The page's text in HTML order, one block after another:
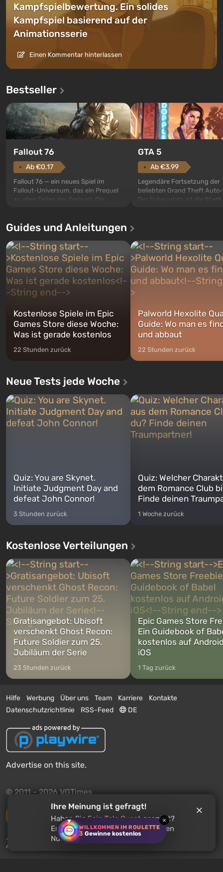
WILLKOMMEN IM ROULETTE
3 Gewinne kostenlos
×
Kampfspielbewertung. Ein solides
Kampfspiel basierend auf der
Animationsserie
Einen Kommentar hinterlassen
Bestseller
Fallout 76
Ab €0.17
Fallout 76 — ein neues Spiel im
Fallout-Universum, das ein Prequel
zu allen Teilen der Serie ist. Die
sollte laut den Plänen der Vault-Tec-
nach dem Abwurf von Atombomben
auf Amerika geöffnet wird. De...
GTA 5
Ab €3.99
Legendäre Fortsetzung der
beliebten Grand Theft Auto-
Der Schauplatz ist die Stadt
Charakteren: Michael,
Franklin, zwischen denen
jederzeit...
Guides und Anleitungen
Kostenlose Spiele im Epic
Games Store diese Woche:
Was ist gerade kostenlos
22 Stunden zurück
Palworld Hexolite
Guide: Wo man es
und abbaut
22 Stunden zurück
Neue Tests jede Woche
Quiz: You are Skynet.
Initiate Judgment Day and
defeat John Connor!
3 Stunden zurück
Quiz: Welcher
dem Romance Club
Finde deinen
1 Woche zurück
Kostenlose Verteilungen
Gratisangebot: Ubisoft
verschenkt Ghost Recon:
Future Soldier zum 25.
Jubiläum der Serie
23 Stunden zurück
Epic Games Store
Ein Guidebook of
kostenlos auf
iOS
1 Tag zurück
Hilfe Werbung Über uns Team Karriere
Kontakte
Datenschutzrichtlinie
RSS-Feed DE
Advertise on this site.
© 2011 - 2026 VGTimes
Vollständige Version
Push-Benachrichtigungen über Nachrichten:
Aktivieren
Ihre Meinung ist gefragt!
Haben SieFairyTale Questgespielt?
Empfehlen Sie dieses Spiel anderen
Nutzern?